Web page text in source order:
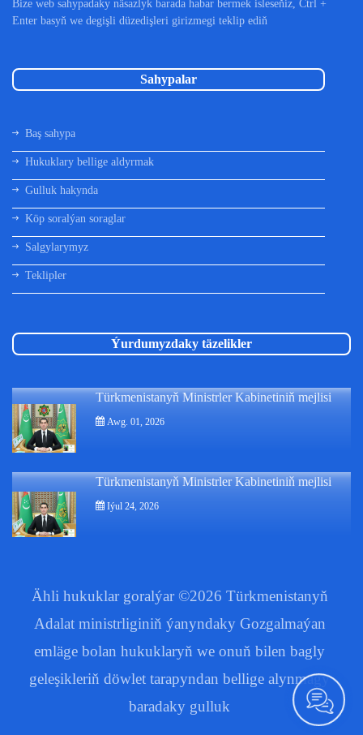
Bize web sahypadaky näsazlyk barada habar bermek isleseňiz, Ctrl +
Enter basyň we degişli düzedişleri girizmegi teklip ediň
Sahypalar
Baş sahypa
Hukuklary bellige aldyrmak
Gulluk hakynda
Köp soralýan soraglar
Salgylarymyz
Teklipler
Ýurdumyzdaky täzelikler
Türkmenistanyň Ministrler Kabinetiniň mejlisi
Awg. 01, 2026
Türkmenistanyň Ministrler Kabinetiniň mejlisi
Iýul 24, 2026
Ähli hukuklar goralýar ©2026 Türkmenistanyň
Adalat ministrliginiň ýanyndaky Gozgalmaýan
emläge bolan hukuklaryň we onuň bilen bagly
geleşikleriň döwlet tarapyndan bellige alynmagy
baradaky gulluk